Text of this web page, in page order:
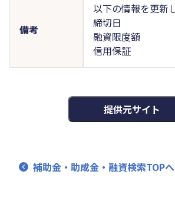
備考
以下の情報を更新
締切日
融資限度額
信用保証
提供元サイト
補助金・助成金・融資検索TOPへ